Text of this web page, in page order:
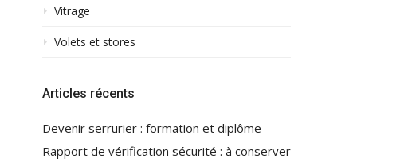
Vitrage
Volets et stores
Articles récents
Devenir serrurier : formation et diplôme
Rapport de vérification sécurité : à conserver